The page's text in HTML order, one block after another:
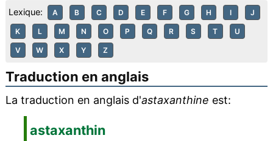
Lexique: A B C D E F G H I J
K L M N O P Q R S T U
V W X Y Z
Traduction en anglais
La traduction en anglais d'astaxanthine est:
astaxanthin